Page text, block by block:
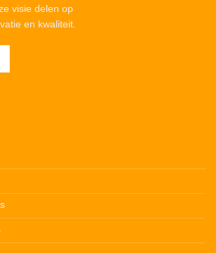
visie delen op
en kwaliteit.